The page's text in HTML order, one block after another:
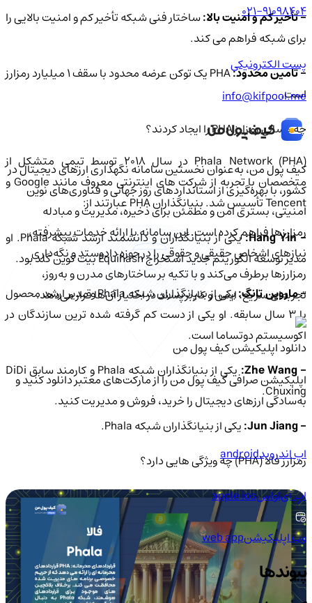
- تأخیر کم و امنیت بالا:ساختار فنی شبکه تأخیر کم و امنیت بالایی را
برای شبکه فراهم می کند.
- تامین محدود:
PHA یک توکن عرضه محدود با سقف 1 میلیارد رمزارز
است.
چه کسانی رمزارز PHA را ایجاد کردند؟
Phala Network (PHA) در سال 2018 توسط تیمی متشکل از
متخصصان با تجربه از شرکت های اینترنتی معروف مانند Google و
Tencent تأسیس شد. بنیانگذاران PHA عبارتند از:
- Hang Yin:
یکی از بنیانگذاران و دانشمند ارشد شبکه Phala. او
مدیر توسعه الگوریتم جدید استخراج Equihash بیت کوین گلد بود.
- ماروین تانگ:
یکی از بنیانگذاران شبکه Phala و مدیر ارشد محصول
با 3 سال سابقه. او یکی از دست کم گرفته شده ترین سازندگان در
اکوسیستم دوتساما است.
- Zhe Wang:
یکی از بنیانگذاران شبکه Phala و کارمند سابق DiDi
Chuxing.
- Jun Jiang:
یکی از بنیانگذاران شبکه Phala.
رمزارز فالا (PHA) چه ویژگی هایی دارد؟
021-91098404
پست الکترونیکی
info@kifpool.me
کیف‌ پول من، به‌عنوان نخستین سامانه نگهداری ارزهای دیجیتال در
کشور، با بهره‌گیری از استانداردهای روز جهانی و فناوری‌های نوین
امنیتی، بستری امن و مطمئن برای ذخیره، مدیریت و مبادله
رمزارزها فراهم کرده است. این سامانه با ارائه خدمات پیشرفته،
نیازهای اشخاص حقیقی و حقوقی را در حوزه دادوستد و نگه‌داری
رمزارزها برطرف می‌کند و با تکیه بر ساختارهای مدرن و به‌روز،
تجربه‌ای سریع، ایمن و کاربرپسند در اختیار آن‌ها قرار می‌دهد.
دانلود اپلیکیشن کیف‌ پول من
اپلیکیشن صرافی کیف پول من را از مارکت‌های معتبر دانلود کنید و
به‌سادگی ارزهای دیجیتال را خرید، فروش و مدیریت کنید.
اپ اندرویدandroid
اپ آی‌او‌اسapple ios
وب اپلیکیشنweb app
پیوندها